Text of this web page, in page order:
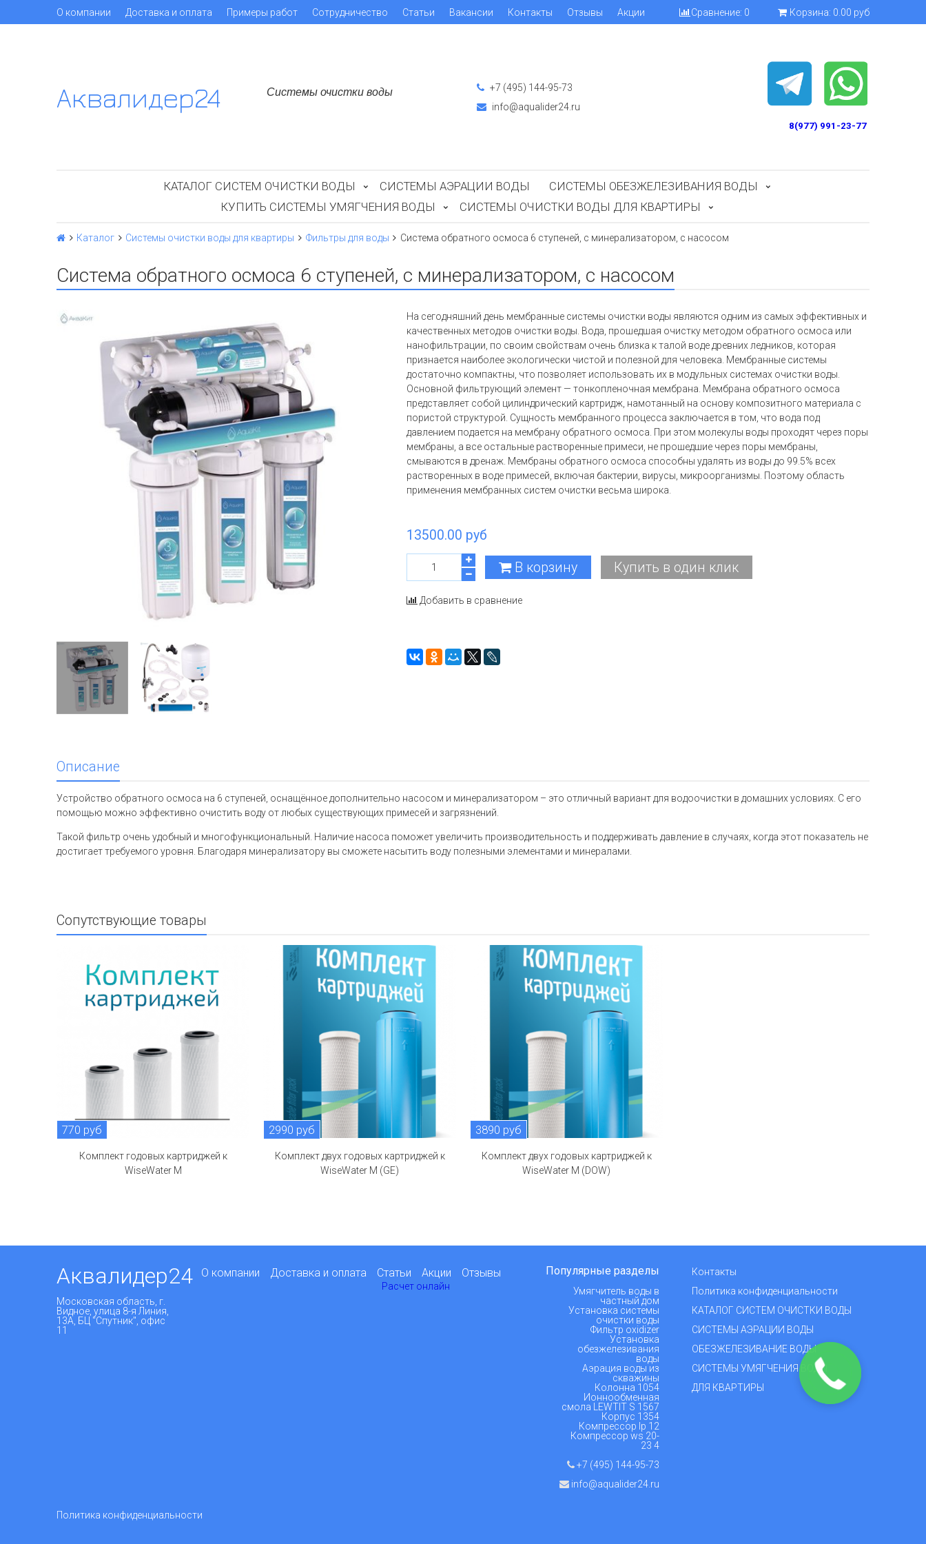
О компании Доставка и оплата Примеры работ Сотрудничество Статьи Вакансии Контакты Отзывы Акции Сравнение: 0 Корзина: 0.00 руб
Аквалидер24 Системы очистки воды
+7 (495) 144-95-73
info@aqualider24.ru
8(977) 991-23-77
КАТАЛОГ СИСТЕМ ОЧИСТКИ ВОДЫ СИСТЕМЫ АЭРАЦИИ ВОДЫ
СИСТЕМЫ ОБЕЗЖЕЛЕЗИВАНИЯ ВОДЫ
КУПИТЬ СИСТЕМЫ УМЯГЧЕНИЯ ВОДЫ
СИСТЕМЫ ОЧИСТКИ ВОДЫ ДЛЯ КВАРТИРЫ
Каталог Системы очистки воды для квартиры Фильтры для воды Система обратного осмоса 6 ступеней, с минерализатором, с насосом
Система обратного осмоса 6 ступеней, с минерализатором, с насосом
На сегодняшний день мембранные системы очистки воды являются одним из самых эффективных и
качественных методов очистки воды. Вода, прошедшая очистку методом обратного осмоса или
нанофильтрации, по своим свойствам очень близка к талой воде древних ледников, которая
признается наиболее экологически чистой и полезной для человека. Мембранные системы
достаточно компактны, что позволяет использовать их в модульных системах очистки воды.
Основной фильтрующий элемент — тонкопленочная мембрана. Мембрана обратного осмоса
представляет собой цилиндрический картридж, намотанный на основу композитного материала с
пористой структурой. Сущность мембранного процесса заключается в том, что вода под
давлением подается на мембрану обратного осмоса. При этом молекулы воды проходят через поры
мембраны, а все остальные растворенные примеси, не прошедшие через поры мембраны,
смываются в дренаж. Мембраны обратного осмоса способны удалять из воды до 99.5% всех
растворенных в воде примесей, включая бактерии, вирусы, микроорганизмы. Поэтому область
применения мембранных систем очистки весьма широка.
13500.00 руб
В корзину Купить в один клик
Добавить в сравнение
Описание
Устройство обратного осмоса на 6 ступеней, оснащённое дополнительно насосом и минерализатором – это отличный вариант для водоочистки в домашних условиях. С его
помощью можно эффективно очистить воду от любых существующих примесей и загрязнений.
Такой фильтр очень удобный и многофункциональный. Наличие насоса поможет увеличить производительность и поддерживать давление в случаях, когда этот показатель не
достигает требуемого уровня. Благодаря минерализатору вы сможете насытить воду полезными элементами и минералами.
Сопутствующие товары
770 руб
Комплект годовых картриджей к
WiseWater M
2990 руб
Комплект двух годовых картриджей к
WiseWater M (GE)
3890 руб
Комплект двух годовых картриджей к
WiseWater M (DOW)
Аквалидер24
Московская область, г.
Видное, улица 8-я Линия,
13А, БЦ "Спутник", офис
11
О компании Доставка и оплата Статьи Акции Отзывы
Расчет онлайн
Популярные разделы
Умягчитель воды в
частный дом
Установка системы
очистки воды
Фильтр oxidizer
Установка
обезжелезивания
воды
Аэрация воды из
скважины
Колонна 1054
Ионнообменная
смола LEWTIT S 1567
Корпус 1354
Компрессор lp 12
Компрессор ws 20-
23 4
+7 (495) 144-95-73
info@aqualider24.ru
Контакты
Политика конфиденциальности
КАТАЛОГ СИСТЕМ ОЧИСТКИ ВОДЫ
СИСТЕМЫ АЭРАЦИИ ВОДЫ
ОБЕЗЖЕЛЕЗИВАНИЕ ВОДЫ
СИСТЕМЫ УМЯГЧЕНИЯ ВОДЫ
ДЛЯ КВАРТИРЫ
Политика конфиденциальности